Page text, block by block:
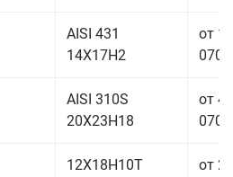
AISI 431
14Х17Н2
от
AISI 310S
20Х23Н18
от
12Х18Н10Т
от